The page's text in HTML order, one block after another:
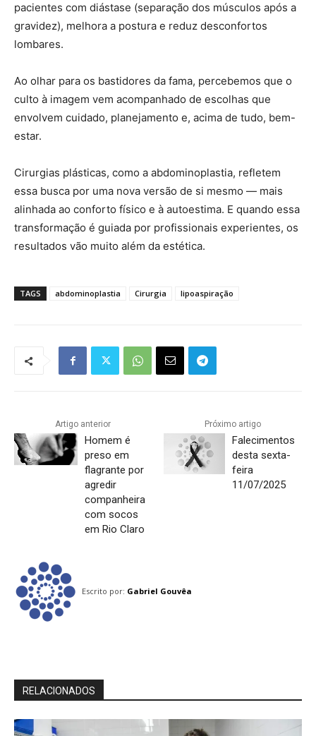
pacientes com diástase (separação dos músculos após a
gravidez), melhora a postura e reduz desconfortos
lombares.
Ao olhar para os bastidores da fama, percebemos que o
culto à imagem vem acompanhado de escolhas que
envolvem cuidado, planejamento e, acima de tudo, bem-
estar.
Cirurgias plásticas, como a abdominoplastia, refletem
essa busca por uma nova versão de si mesmo — mais
alinhada ao conforto físico e à autoestima. E quando essa
transformação é guiada por profissionais experientes, os
resultados vão muito além da estética.
TAGS abdominoplastia Cirurgia lipoaspiração
Artigo anterior
Homem é
preso em
flagrante por
agredir
companheira
com socos
em Rio Claro
Próximo artigo
Falecimentos
desta sexta-
feira
11/07/2025
Escrito por: Gabriel Gouvêa
RELACIONADOS